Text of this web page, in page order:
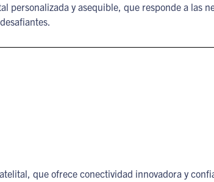
personalizada y asequible, que responde a las
que ofrece conectividad innovadora y